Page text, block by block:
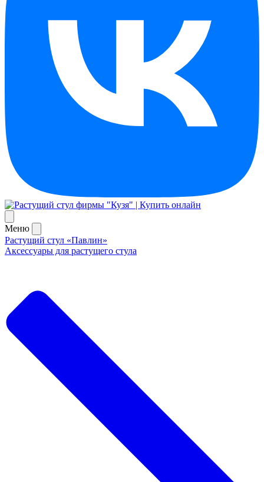
Меню
Растущий стул «Павлин»
Аксессуары для растущего стула